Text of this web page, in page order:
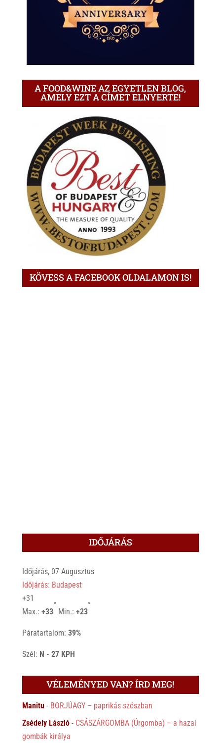
A FOOD&WINE AZ EGYETLEN BLOG,
AMELY EZT A CÍMET ELNYERTE!
KÖVESS A FACEBOOK OLDALAMON IS!
IDŐJÁRÁS
Időjárás, 07 Augusztus
Időjárás: Budapest
+31
Max.: +33
°
Min.: +23
°
Páratartalom: 39%
Szél: N - 27 KPH
VÉLEMÉNYED VAN? ÍRD MEG!
Manitu- BORJÚAGY – paprikás szószban
Zsédely László- CSÁSZÁRGOMBA (Úrgomba) – a hazai
gombák királya